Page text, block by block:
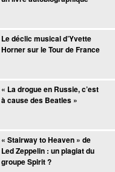
Le déclic musical d’Yvette
Horner sur le Tour de France
« La drogue en Russie, c’est
à cause des Beatles »
« Stairway to Heaven » de
Led Zeppelin : un plagiat du
groupe Spirit ?